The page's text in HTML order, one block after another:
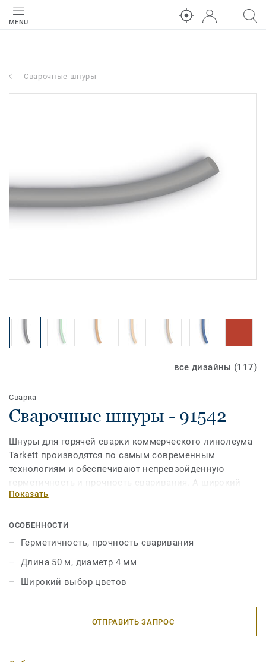
MENU
Сварочные шнуры
все дизайны (117)
Сварка
Сварочные шнуры - 91542
Шнуры для горячей сварки коммерческого линолеума
Tarkett производятся по самым современным
технологиям и обеспечивают непревзойденную
герметичность и прочность сваривания. А широкий
ассортимент позволит выбрать шнур наиболее
Показать
ОСОБЕННОСТИ
Герметичность, прочность сваривания
Длина 50 м, диаметр 4 мм
Широкий выбор цветов
ОТПРАВИТЬ ЗАПРОС